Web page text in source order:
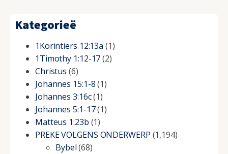
Kategorieë
1Korintiers 12:13a (1)
1Timothy 1:12-17(2)
Christus (6)
Johannes 15:1-8(1)
Johannes 3:16c(1)
Johannes 5:1-17(1)
Matteus 1:23b (1)
PREKE VOLGENS ONDERWERP (1,194)
Bybel(68)